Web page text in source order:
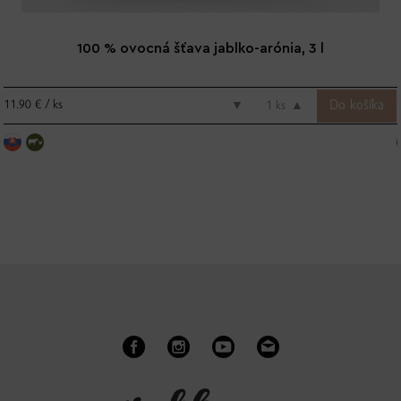
100 % ovocná šťava jablko-arónia, 3 l
11.90 € / ks ▼ ks ▲